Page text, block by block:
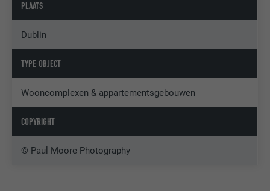
PLAATS
Dublin
TYPE OBJECT
Wooncomplexen & appartementsgebouwen
COPYRIGHT
© Paul Moore Photography